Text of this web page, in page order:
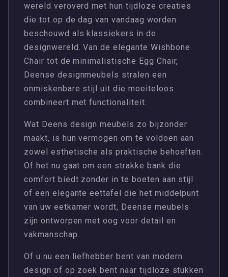
wereld veroverd met hun tijdloze creaties
die tot op de dag van vandaag worden
beschouwd als klassiekers in de
designwereld. Van de elegante Wishbone
Chair tot de minimalistische Egg Chair,
Deense designmeubels stralen een
onmiskenbare stijl uit die moeiteloos
combineert met functionaliteit.
Wat Deens design meubels zo bijzonder
maakt, is hun vermogen om te voldoen aan
zowel esthetische als praktische behoeften.
Of het nu gaat om een strakke bank die
comfort biedt zonder in te boeten aan stijl
of een elegante eettafel die het middelpunt
van uw eetkamer wordt, Deense meubels
zijn ontworpen met oog voor detail en
vakmanschap.
Of u nu een liefhebber bent van modern
design of op zoek bent naar tijdloze stukken